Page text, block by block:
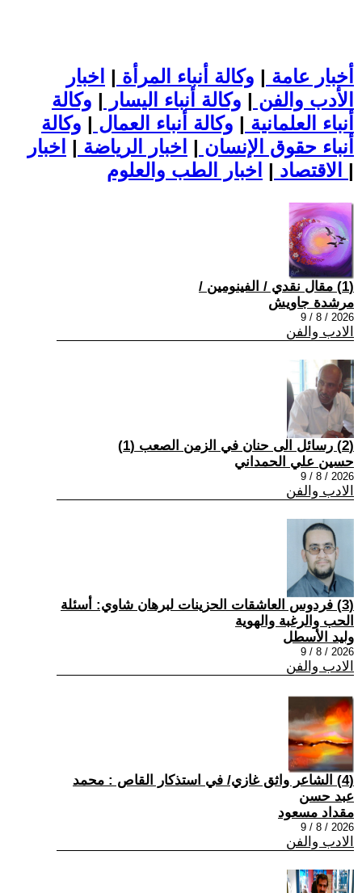
أخبار عامة | وكالة أنباء المرأة | اخبار
الأدب والفن | وكالة أنباء اليسار | وكالة
أنباء العلمانية | وكالة أنباء العمال | وكالة
أنباء حقوق الإنسان | اخبار الرياضة | اخبار
الاقتصاد | |
(1) مقال نقدي / الفينومين /
مرشدة جاويش
2026 / 8 / 9
الادب والفن
(2) رسائل الى حنان في الزمن الصعب (1)
حسين علي الحمداني
2026 / 8 / 9
الادب والفن
(3) فردوس العاشقات الحزينات لبرهان شاوي: أسئلة
الحب والرغبة والهوية
وليد الأسطل
2026 / 8 / 9
الادب والفن
(4) الشاعر واثق غازي/ في استذكار القاص : محمد
عبد حسن
مقداد مسعود
2026 / 8 / 9
الادب والفن